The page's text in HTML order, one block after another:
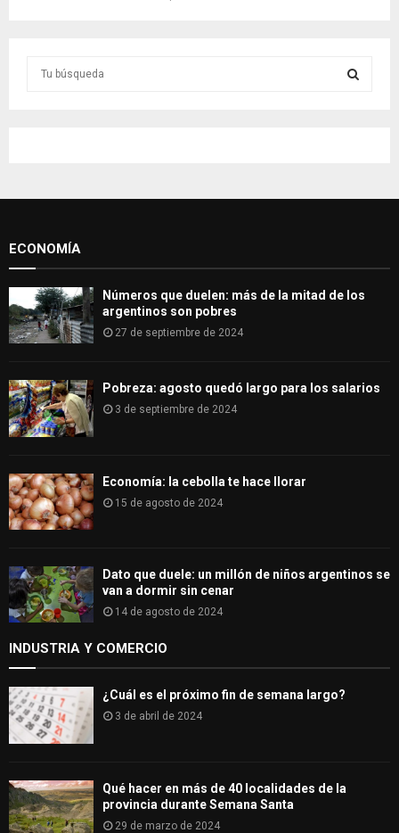
o
H
ECONOMÍA
Números que duelen: más de la mitad de los
argentinos son pobres
27 de septiembre de 2024
Pobreza: agosto quedó largo para los salarios
3 de septiembre de 2024
Economía: la cebolla te hace llorar
15 de agosto de 2024
Dato que duele: un millón de niños argentinos se
van a dormir sin cenar
14 de agosto de 2024
INDUSTRIA Y COMERCIO
¿Cuál es el próximo fin de semana largo?
3 de abril de 2024
Qué hacer en más de 40 localidades de la
provincia durante Semana Santa
29 de marzo de 2024